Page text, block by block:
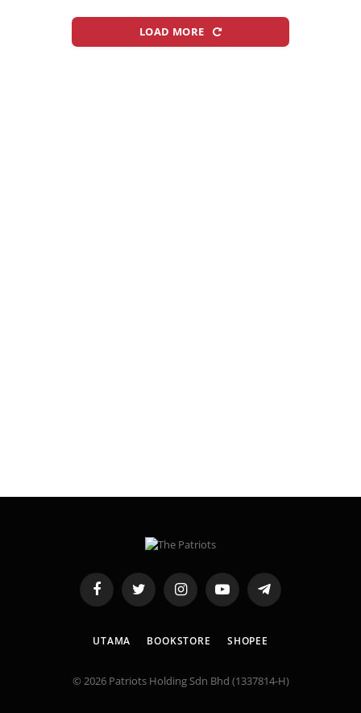
LOAD MORE
FacebookTwitter InstagramYouTubeTelegram
UTAMA BOOKSTORE SHOPEE
© 2026 Patriots Holding Sdn Bhd (1337814-H)